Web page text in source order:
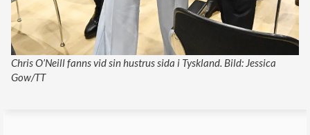
Chris O’Neill fanns vid sin hustrus sida i Tyskland. Bild: Jessica
Gow/TT